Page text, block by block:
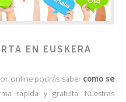
EN EUSKERA
online podrás saber como se
rápida y gratuita. Nuestras